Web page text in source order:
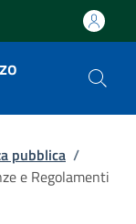
pubblica /
e Regolamenti